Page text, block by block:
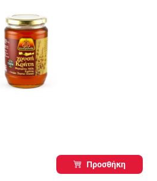
Προσθήκη